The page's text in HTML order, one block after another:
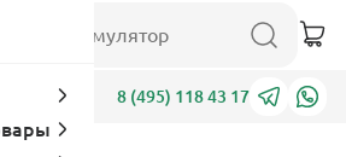
8 (495) 118 43 17